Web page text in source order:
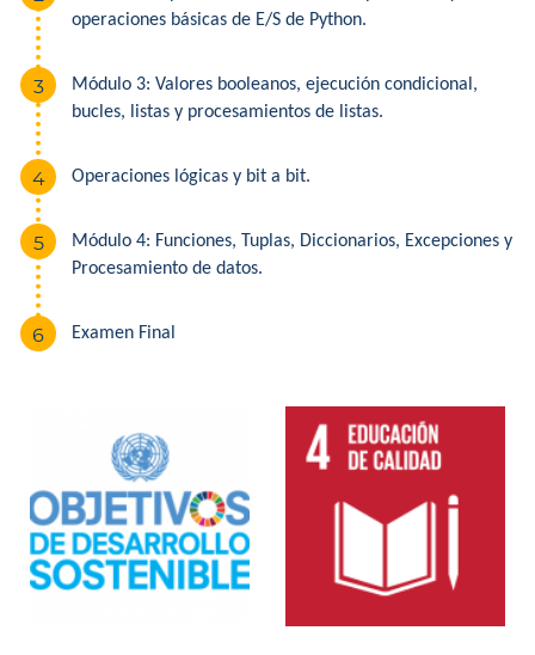
operaciones básicas de E/S de Python.
Módulo 3: Valores booleanos, ejecución condicional,
bucles, listas y procesamientos de listas.
Operaciones lógicas y bit a bit.
Módulo 4: Funciones, Tuplas, Diccionarios, Excepciones y
Procesamiento de datos.
Examen Final